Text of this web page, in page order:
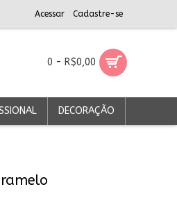
Acessar Cadastre-se
0 - R$0,00
DECORAÇÃO